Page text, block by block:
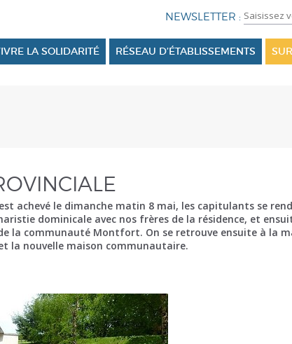
LA SOLIDARITÉ RÉSEAU D’ÉTABLISSEMENTS
achevé le dimanche matin 8 mai, les capitulants se
dominicale avec nos frères de la résidence, et
la communauté Montfort. On se retrouve ensuite à la
la nouvelle maison communautaire.